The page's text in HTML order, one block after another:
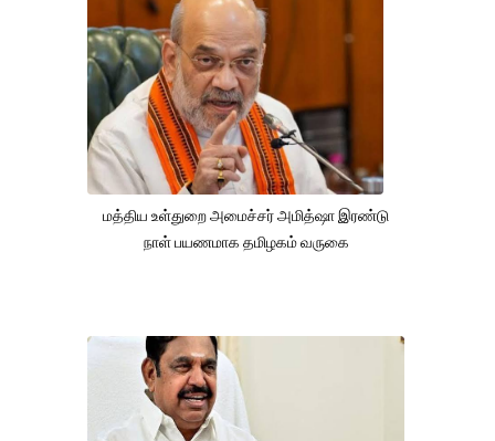
மத்திய உள்துறை அமைச்சர் அமித்ஷா இரண்டு
நாள் பயணமாக தமிழகம் வருகை